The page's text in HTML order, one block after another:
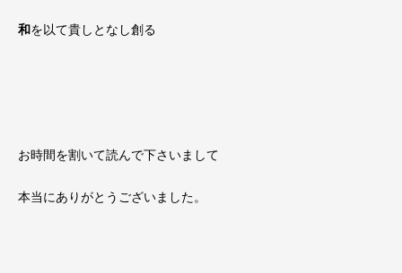
和を以て貴しとなし創る
お時間を割いて読んで下さいまして
本当にありがとうございました。